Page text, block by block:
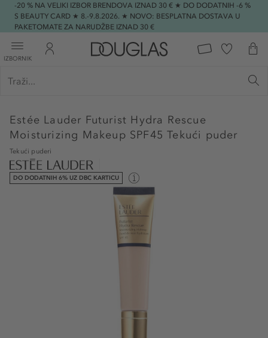
-20 % NA VELIKI IZBOR BRENDOVA IZNAD 30 € ★ DO DODATNIH -6 %
S BEAUTY CARD ★ 8.-9.8.2026. ★ NOVO: BESPLATNA DOSTAVA U
PAKETOMATE ZA NARUDŽBE IZNAD 30 €
IZBORNIK
Estée Lauder Futurist Hydra Rescue
Moisturizing Makeup SPF45 Tekući puder
Tekući puderi
DO DODATNIH 6% UZ DBC KARTICU